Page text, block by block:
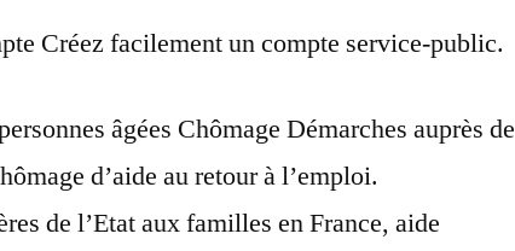
Créez facilement un compte service-public.
âgées Chômage Démarches auprès de
d’aide au retour à l’emploi.
de l’Etat aux familles en France, aide